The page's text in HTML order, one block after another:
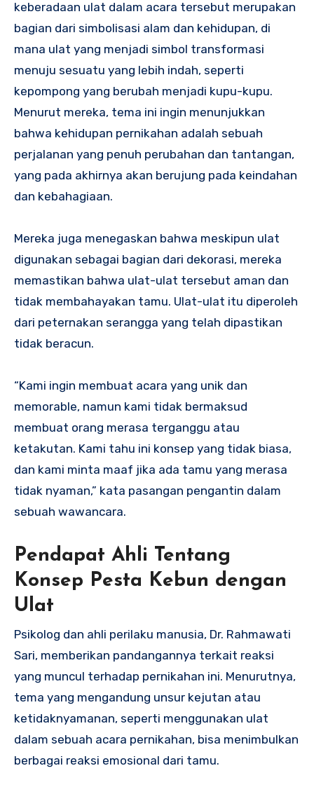
keberadaan ulat dalam acara tersebut merupakan
bagian dari simbolisasi alam dan kehidupan, di
mana ulat yang menjadi simbol transformasi
menuju sesuatu yang lebih indah, seperti
kepompong yang berubah menjadi kupu-kupu.
Menurut mereka, tema ini ingin menunjukkan
bahwa kehidupan pernikahan adalah sebuah
perjalanan yang penuh perubahan dan tantangan,
yang pada akhirnya akan berujung pada keindahan
dan kebahagiaan.
Mereka juga menegaskan bahwa meskipun ulat
digunakan sebagai bagian dari dekorasi, mereka
memastikan bahwa ulat-ulat tersebut aman dan
tidak membahayakan tamu. Ulat-ulat itu diperoleh
dari peternakan serangga yang telah dipastikan
tidak beracun.
“Kami ingin membuat acara yang unik dan
memorable, namun kami tidak bermaksud
membuat orang merasa terganggu atau
ketakutan. Kami tahu ini konsep yang tidak biasa,
dan kami minta maaf jika ada tamu yang merasa
tidak nyaman,” kata pasangan pengantin dalam
sebuah wawancara.
Pendapat Ahli Tentang
Konsep Pesta Kebun dengan
Ulat
Psikolog dan ahli perilaku manusia, Dr. Rahmawati
Sari, memberikan pandangannya terkait reaksi
yang muncul terhadap pernikahan ini. Menurutnya,
tema yang mengandung unsur kejutan atau
ketidaknyamanan, seperti menggunakan ulat
dalam sebuah acara pernikahan, bisa menimbulkan
berbagai reaksi emosional dari tamu.